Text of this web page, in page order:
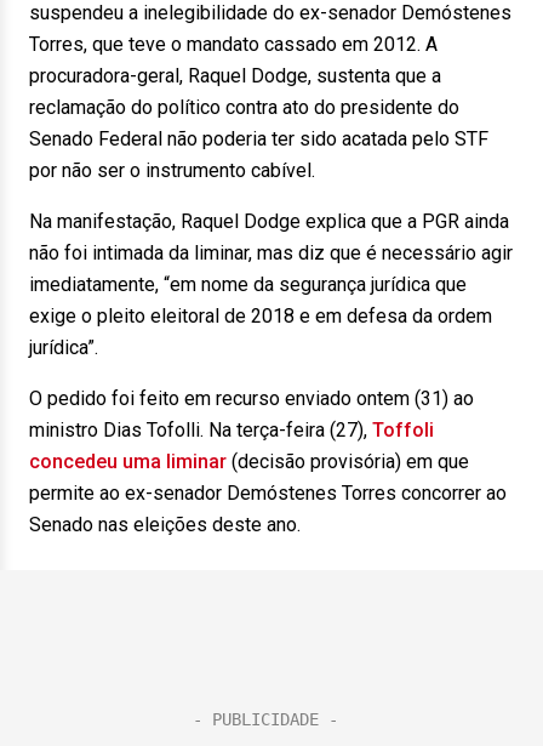
suspendeu a inelegibilidade do ex-senador Demóstenes
Torres, que teve o mandato cassado em 2012. A
procuradora-geral, Raquel Dodge, sustenta que a
reclamação do político contra ato do presidente do
Senado Federal não poderia ter sido acatada pelo STF
por não ser o instrumento cabível.
Na manifestação, Raquel Dodge explica que a PGR ainda
não foi intimada da liminar, mas diz que é necessário agir
imediatamente, “em nome da segurança jurídica que
exige o pleito eleitoral de 2018 e em defesa da ordem
jurídica”.
O pedido foi feito em recurso enviado ontem (31) ao
ministro Dias Tofolli. Na terça-feira (27), Toffoli
concedeu uma liminar (decisão provisória) em que
permite ao ex-senador Demóstenes Torres concorrer ao
Senado nas eleições deste ano.